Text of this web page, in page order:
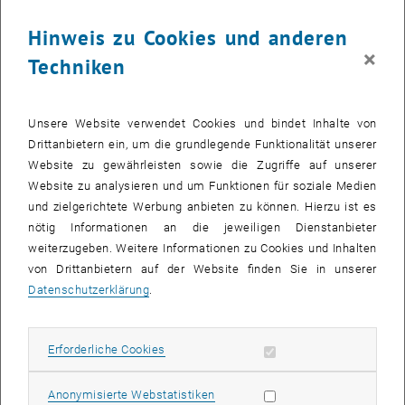
Subseiten von E349-
Subseiten von Institute
Subseiten von Studium
06. Juli 2026
morgen ausgezeichnet
Am 3. Juli 2026 wurden im Festsaal der TU Wien die
Preisträger_innen der Fahrzeugverband-Jubiläumsstiftung
ausgezeichnet.
Hinweis zu Cookies und anderen
Techniken
×
Unsere Website verwendet Cookies und bindet Inhalte von
Drittanbietern ein, um die grundlegende Funktionalität unserer
Website zu gewährleisten sowie die Zugriffe auf unserer
Website zu analysieren und um Funktionen für soziale Medien
und zielgerichtete Werbung anbieten zu können. Hierzu ist es
nötig Informationen an die jeweiligen Dienstanbieter
weiterzugeben. Weitere Informationen zu Cookies und Inhalten
von Drittanbietern auf der Website finden Sie in unserer
Datenschutzerklärung
Erforderliche Cookies Erforderliche Cookies zulassen
Anonymisierte WebstatistikenStatistik Cookies zulassen